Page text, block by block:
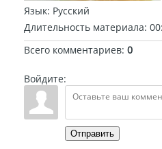
Язык: Русский
Длительность материала:
Всего комментариев: 0
Войдите:
Отправить